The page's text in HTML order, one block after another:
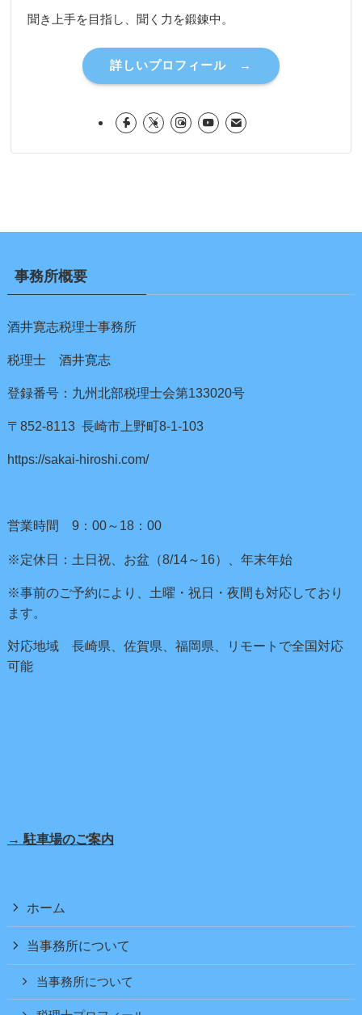
聞き上手を目指し、聞く力を鍛錬中。
詳しいプロフィール →
事務所概要
酒井寛志税理士事務所
税理士 酒井寛志
登録番号：九州北部税理士会第133020号
〒852-8113 長崎市上野町8-1-103
https://sakai-hiroshi.com/
営業時間 9：00～18：00
※定休日：土日祝、お盆（8/14～16）、年末年始
※事前のご予約により、土曜・祝日・夜間も対応しており
ます。
対応地域 長崎県、佐賀県、福岡県、リモートで全国対応
可能
→ 駐車場のご案内
ホーム
当事務所について
当事務所について